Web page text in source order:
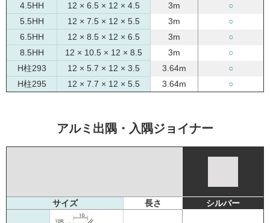
4.5HH
12 × 6.5 × 12 × 4.5 3m
○
5.5HH
12 × 7.5 × 12 × 5.5 3m
○
6.5HH
12 × 8.5 × 12 × 6.5 3m
○
8.5HH
12 × 10.5 × 12 × 8.5 3m
○
H柱293
12 × 5.7 × 12 × 3.5 3.64m
○
H柱295
12 × 7.7 × 12 × 5.5 3.64m ○
アルミ出隅・入隅ジョイナー
サイズ 長さ シルバー